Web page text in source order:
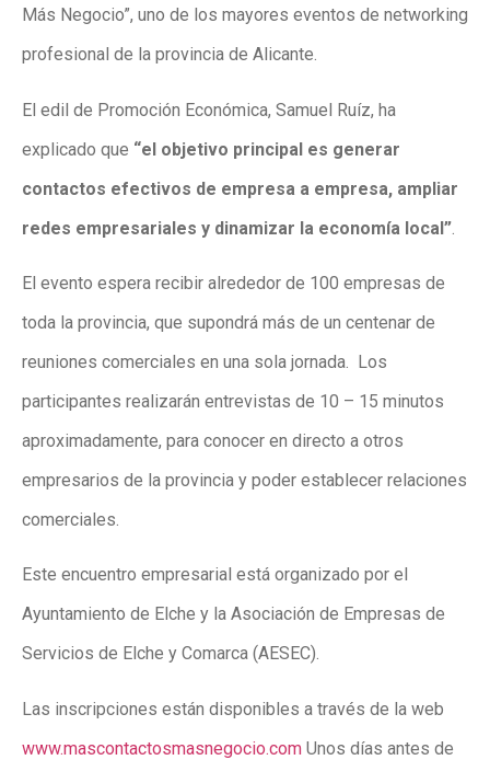
Más Negocio”, uno de los mayores eventos de networking
profesional de la provincia de Alicante.
El edil de Promoción Económica, Samuel Ruíz, ha
explicado que “el objetivo principal es generar
contactos efectivos de empresa a empresa, ampliar
redes empresariales y dinamizar la economía local”
El evento espera recibir alrededor de 100 empresas de
toda la provincia, que supondrá más de un centenar de
reuniones comerciales en una sola jornada. Los
participantes realizarán entrevistas de 10 – 15 minutos
aproximadamente, para conocer en directo a otros
empresarios de la provincia y poder establecer relaciones
comerciales.
Este encuentro empresarial está organizado por el
Ayuntamiento de Elche y la Asociación de Empresas de
Servicios de Elche y Comarca (AESEC).
Las inscripciones están disponibles a través de la web
www.mascontactosmasnegocio.com Unos días antes de